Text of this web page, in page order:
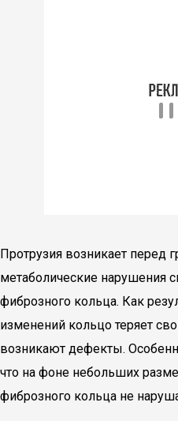
Протрузия возникает перед
метаболические нарушения
фиброзного кольца. Как
изменений кольцо теряет
возникают дефекты.
что на фоне небольших
фиброзного кольца не